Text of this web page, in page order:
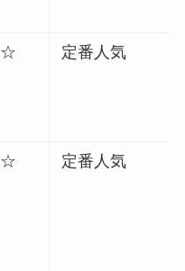
☆ 定番人気
☆ 定番人気